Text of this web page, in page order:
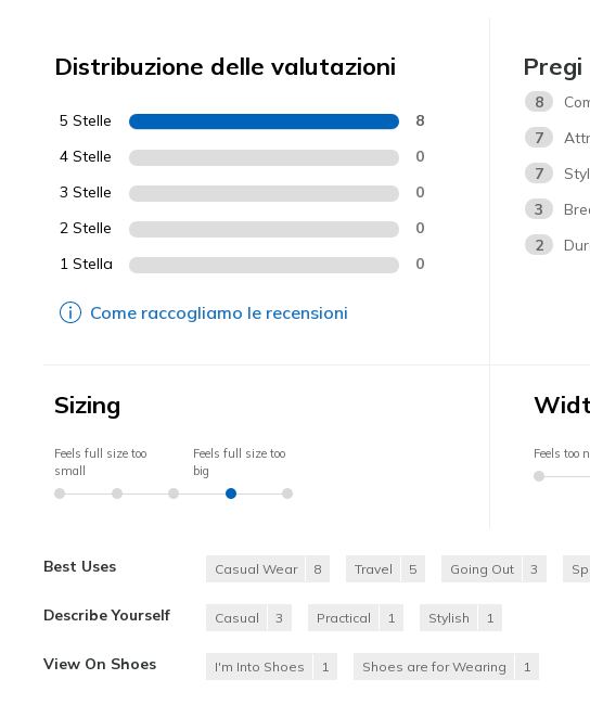
Distribuzione delle valutazioni
5 Stelle 8
4 Stelle 0
3 Stelle 0
2 Stelle 0
1 Stella 0
Come raccogliamo le recensioni
Pregi
8
7
7
3
2
Sizing
Feels full size too
small
Feels full size too
big
Feels too
Best Uses Casual Wear 8 Travel 5 Going Out 3
Describe Yourself Casual 3 Practical 1 Stylish 1
View On Shoes I'm Into Shoes 1 Shoes are for Wearing 1